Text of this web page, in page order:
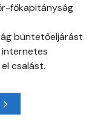
főkapitányság
büntetőeljárást
csalást.